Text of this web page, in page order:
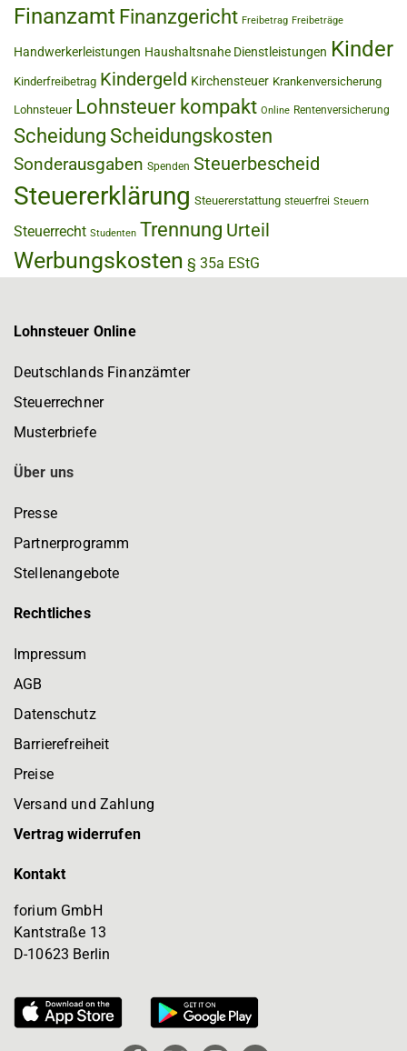
Finanzamt Finanzgericht Freibetrag Freibeträge
Handwerkerleistungen Haushaltsnahe Dienstleistungen Kinder
Kinderfreibetrag Kindergeld Kirchensteuer Krankenversicherung
Lohnsteuer Lohnsteuer kompakt Online Rentenversicherung
Scheidung Scheidungskosten
Sonderausgaben Spenden Steuerbescheid
Steuererklärung Steuererstattung steuerfrei Steuern
Steuerrecht Studenten Trennung Urteil
Werbungskosten § 35a EStG
Lohnsteuer Online
Deutschlands Finanzämter
Steuerrechner
Musterbriefe
Über uns
Presse
Partnerprogramm
Stellenangebote
Rechtliches
Impressum
AGB
Datenschutz
Barrierefreiheit
Preise
Versand und Zahlung
Vertrag widerrufen
Kontakt
forium GmbH
Kantstraße 13
D-10623 Berlin